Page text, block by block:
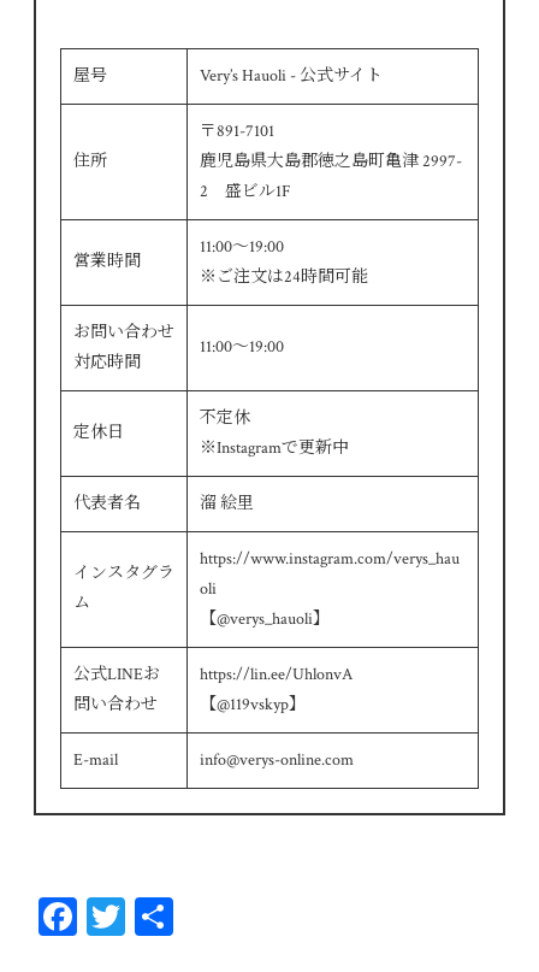
屋号 Very’s Hauoli - 公式サイト
住所
〒891-7101
鹿児島県大島郡徳之島町亀津 2997-
2 盛ビル1F
営業時間
11:00～19:00
※ご注文は24時間可能
お問い合わせ
対応時間
11:00～19:00
定休日
不定休
※Instagramで更新中
代表者名 溜 絵里
インスタグラ
ム
https://www.instagram.com/verys_hau
oli
【@verys_hauoli】
公式LINEお
問い合わせ
https://lin.ee/UhlonvA
【@119vskyp】
E-mail info@verys-online.com
Fa T